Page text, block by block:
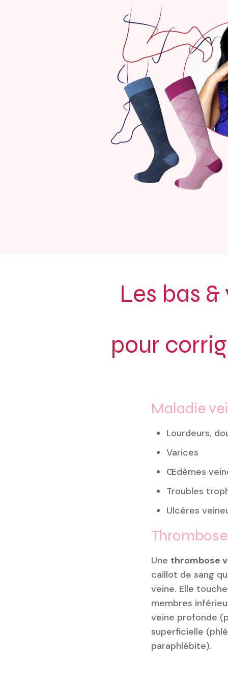
Les bas
pour
Maladie
Lourdeurs,
Varices
Œdèmes
Troubles
Ulcères
Une thrombose
caillot de sang
veine. Elle
membres
veine profonde
superficielle
paraphlébite).